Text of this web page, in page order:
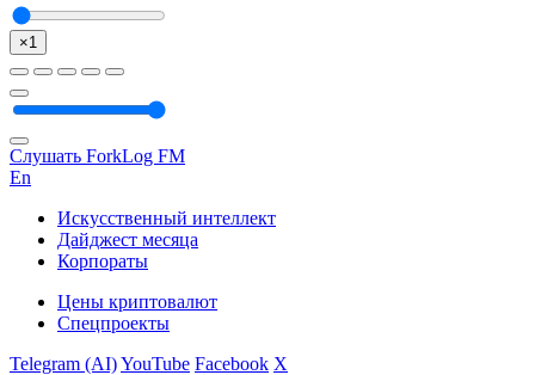
×1
Слушать ForkLog FM
En
Искусственный интеллект
Дайджест месяца
Корпораты
Цены криптовалют
Спецпроекты
Telegram (AI)YouTube Facebook X